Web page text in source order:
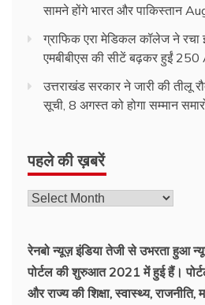
सामने होंगे भारत और पाकिस्तान
ग्राफिक एरा मेडिकल कॉलेज ने रचा
एमबीबीएस की सीटें बढ़कर हुईं 250
उत्तराखंड सरकार ने जारी की तीलू
सूची, 8 अगस्त को होगा सम्मान
पहले की ख़बरें
पहले
रेनबो न्यूज़ इंडिया तेजी से उभरता हुआ
पोर्टल की शुरुआत 2021 में हुई हैं।
और राज्य की शिक्षा, स्वास्थ्य,